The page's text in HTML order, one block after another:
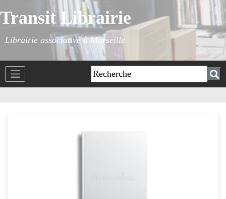
Transit Librairie
Librairie associative à Marseille